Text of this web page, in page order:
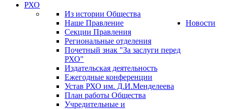
РХО
Из истории Общества
Наше Правление
Секции Правления
Региональные отделения
Почетный знак "За заслуги перед
РХО"
Издательская деятельность
Ежегодные конференции
Устав РХО им. Д.И.Менделеева
План работы Общества
Учредительные и
Новости